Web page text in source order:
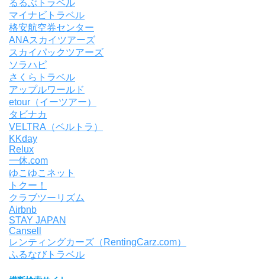
るるぶトラベル
マイナビトラベル
格安航空券センター
ANAスカイツアーズ
スカイパックツアーズ
ソラハピ
さくらトラベル
アップルワールド
etour（イーツアー）
タビナカ
VELTRA（ベルトラ）
KKday
Relux
一休.com
ゆこゆこネット
トクー！
クラブツーリズム
Airbnb
STAY JAPAN
Cansell
レンティングカーズ（RentingCarz.com）
ふるなびトラベル